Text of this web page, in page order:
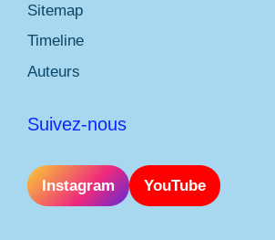
Sitemap
Timeline
Auteurs
Suivez-nous
Instagram YouTube